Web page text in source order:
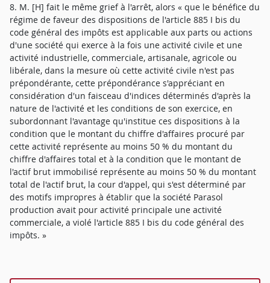
8. M. [H] fait le même grief à l'arrêt, alors « que le bénéfice du
régime de faveur des dispositions de l'article 885 I bis du
code général des impôts est applicable aux parts ou actions
d'une société qui exerce à la fois une activité civile et une
activité industrielle, commerciale, artisanale, agricole ou
libérale, dans la mesure où cette activité civile n'est pas
prépondérante, cette prépondérance s'appréciant en
considération d'un faisceau d'indices déterminés d'après la
nature de l'activité et les conditions de son exercice, en
subordonnant l'avantage qu'institue ces dispositions à la
condition que le montant du chiffre d'affaires procuré par
cette activité représente au moins 50 % du montant du
chiffre d'affaires total et à la condition que le montant de
l'actif brut immobilisé représente au moins 50 % du montant
total de l'actif brut, la cour d'appel, qui s'est déterminé par
des motifs impropres à établir que la société Parasol
production avait pour activité principale une activité
commerciale, a violé l'article 885 I bis du code général des
impôts. »